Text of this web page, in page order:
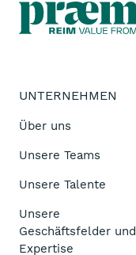
UNTERNEHMEN
Über uns
Unsere Teams
Unsere Talente
Unsere
Geschäftsfelder und
Expertise